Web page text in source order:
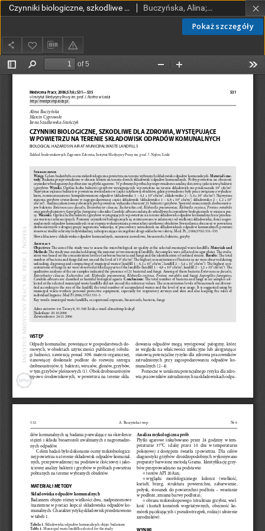
Pokaż szczegóły
Czynniki biologiczne, szkodliwe dla zdrowia, występujące w powietrzu na terenie składowisk odpadów komunalnych Buczyńska, Alina; Cyprowski, Marcin; Szadkowska-Stańczyk, Irena